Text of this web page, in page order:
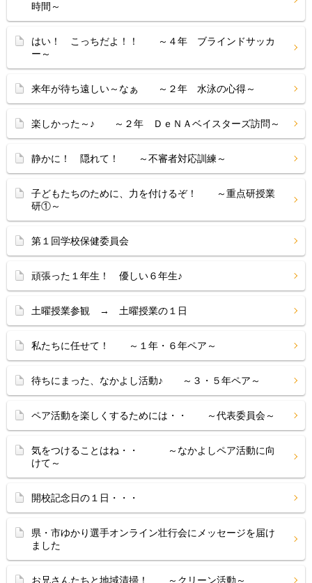
時間～
はい！ こっちだよ！！ ～４年 ブラインドサッカ
ー～
来年が待ち遠しい～なぁ ～２年 水泳の心得～
楽しかった～♪ ～２年 ＤｅＮＡベイスターズ訪問～
静かに！ 隠れて！ ～不審者対応訓練～
子どもたちのために、力を付けるぞ！ ～重点研授業
研①～
第１回学校保健委員会
頑張った１年生！ 優しい６年生♪
土曜授業参観 → 土曜授業の１日
私たちに任せて！ ～１年・６年ペア～
待ちにまった、なかよし活動♪ ～３・５年ペア～
ペア活動を楽しくするためには・・ ～代表委員会～
気をつけることはね・・ ～なかよしペア活動に向
けて～
開校記念日の１日・・・
県・市ゆかり選手オンライン壮行会にメッセージを届け
ました
お兄さんたちと地域清掃！ ～クリーン活動～